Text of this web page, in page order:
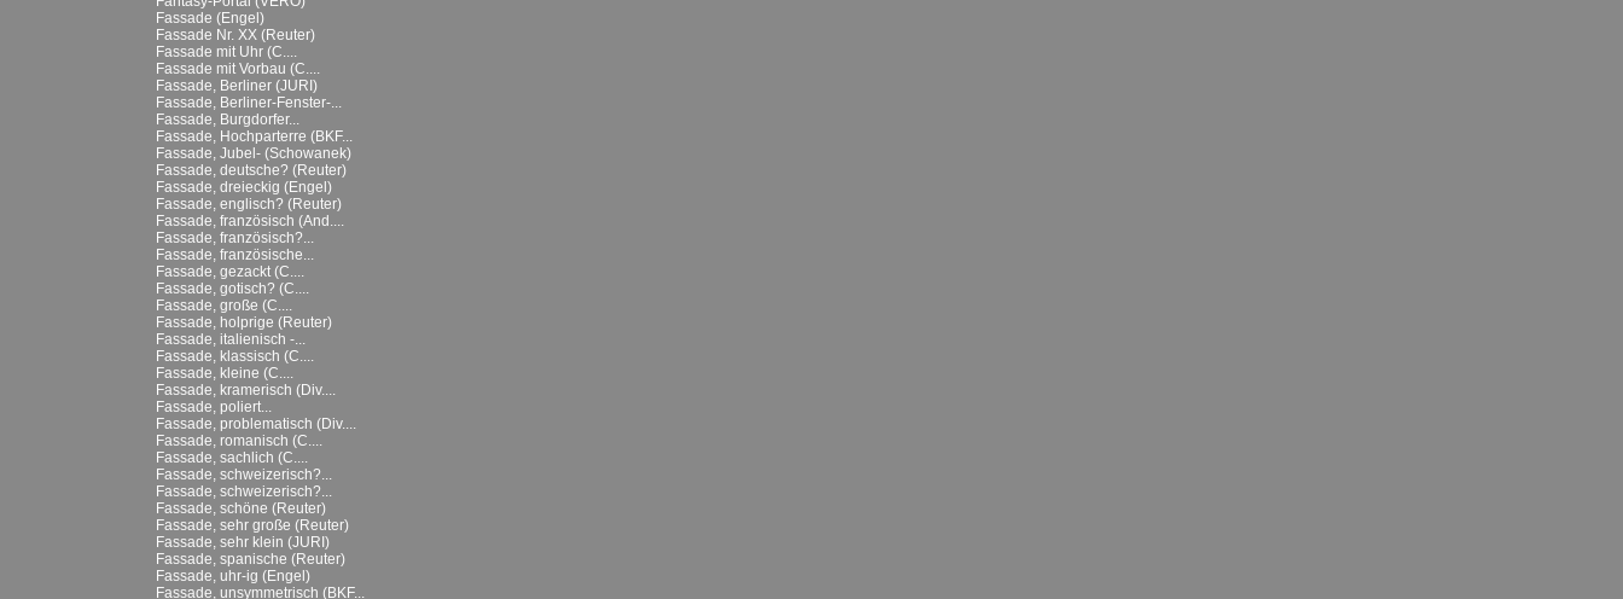
Fassade (Engel)
Fassade Nr. XX (Reuter)
Fassade mit Uhr (C....
Fassade mit Vorbau (C....
Fassade, Berliner (JURI)
Fassade, Berliner-Fenster-...
Fassade, Burgdorfer...
Fassade, Hochparterre (BKF...
Fassade, Jubel- (Schowanek)
Fassade, deutsche? (Reuter)
Fassade, dreieckig (Engel)
Fassade, englisch? (Reuter)
Fassade, französisch (And....
Fassade, französisch?...
Fassade, französische...
Fassade, gezackt (C....
Fassade, gotisch? (C....
Fassade, große (C....
Fassade, holprige (Reuter)
Fassade, italienisch -...
Fassade, klassisch (C....
Fassade, kleine (C....
Fassade, kramerisch (Div....
Fassade, poliert...
Fassade, problematisch (Div....
Fassade, romanisch (C....
Fassade, sachlich (C....
Fassade, schweizerisch?...
Fassade, schweizerisch?...
Fassade, schöne (Reuter)
Fassade, sehr große (Reuter)
Fassade, sehr klein (JURI)
Fassade, spanische (Reuter)
Fassade, uhr-ig (Engel)
Fassade, unsymmetrisch (BKF...